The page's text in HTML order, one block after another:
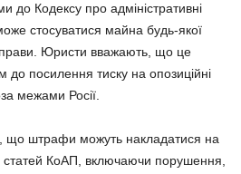
до Кодексу про адміністративні
стосуватися майна будь-якої
Юристи вважають, що це
до посилення тиску на опозиційні
межами Росії.
що штрафи можуть накладатися на
статей КоАП, включаючи порушення,